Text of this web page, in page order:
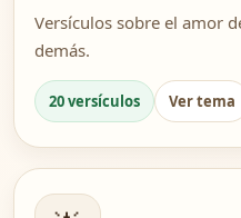
Versículos sobre el amor
demás.
20 versículos Ver tema